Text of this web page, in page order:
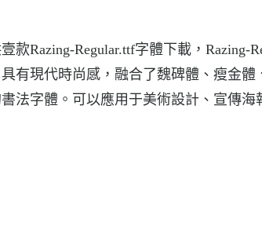
款Razing-Regular.ttf字體下載，
有現代時尚感，融合了魏碑體、瘦金
法字體。可以應用于美術設計、宣傳海